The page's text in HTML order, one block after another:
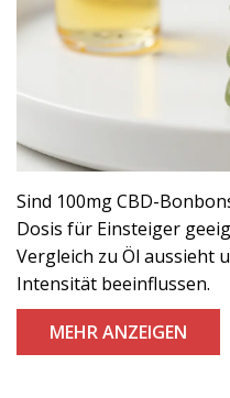
Sind 100mg CBD-
Dosis für Einsteiger
Vergleich zu Öl aussieht
Intensität beeinflussen.
MEHR ANZEIGEN